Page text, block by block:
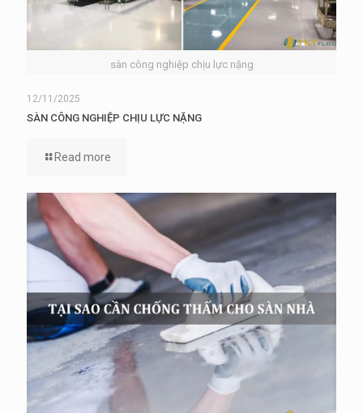
sàn công nghiệp chịu lực nặng
12/11/2025
SÀN CÔNG NGHIỆP CHỊU LỰC NẶNG
Read more